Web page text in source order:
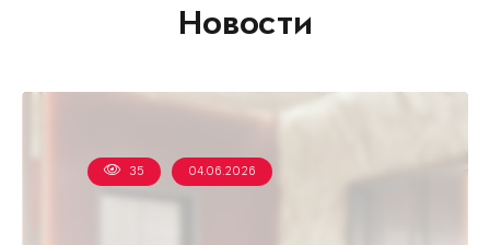
Новости
35 04.06.2026